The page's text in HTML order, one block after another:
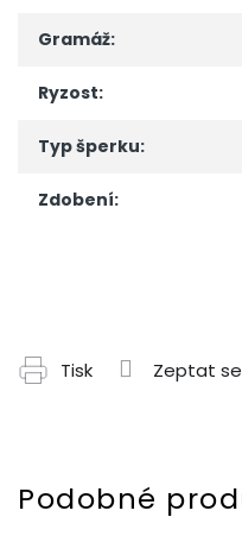
Gramáž:
Ryzost:
Typ šperku:
Zdobení:
Tisk Zeptat se